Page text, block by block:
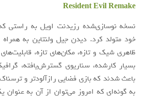
Resident Evil Remake
نسخه نوسازی‌شده رزیدنت اویل به راستی که
خود متولد کرد. دیدن جیل ولنتاین به
ظاهری شیک و تازه، مکان‌های تازه،
بسیار کارشده، سناریوی گسترش‌یافته،
باعث شدند که بازی فضایی رازآلودتر و
به گونه‌ای که امروز می‌توان از آن به عنوان